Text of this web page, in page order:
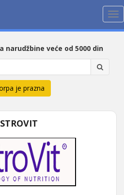
narudžbine veće od 5000 din
je prazna